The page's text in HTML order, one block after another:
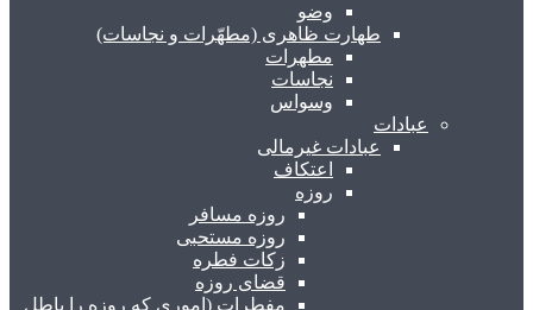
وضو
طهارت ظاهری (مطهّرات و نجاسات)
مطهرات
نجاسات
وسواس
عبادات
عبادات غیرمالی
اعتکاف
روزه
روزه مسافر
روزه مستحبی
زکات فطره
قضای روزه
مفطرات (اموری که روزه را باطل